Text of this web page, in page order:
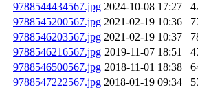
9788544434567.jpg 2024-10-08 17:27
9788545200567.jpg 2021-02-19 10:36
9788546203567.jpg 2021-02-19 10:37
9788546216567.jpg 2019-11-07 18:51
9788546500567.jpg 2018-11-01 18:38
9788547222567.jpg 2018-01-19 09:34